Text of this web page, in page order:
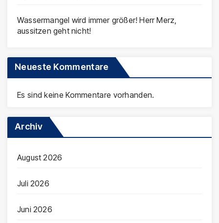
Wassermangel wird immer größer! Herr Merz,
aussitzen geht nicht!
Neueste Kommentare
Es sind keine Kommentare vorhanden.
Archiv
August 2026
Juli 2026
Juni 2026